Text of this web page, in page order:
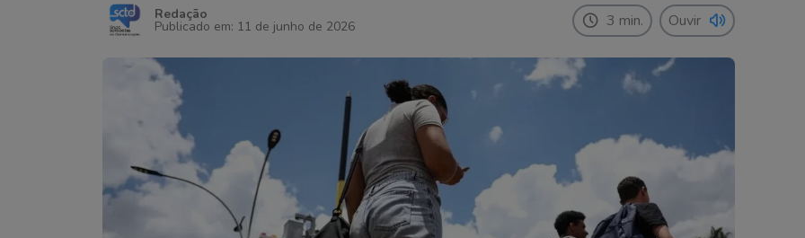
Redação
Publicado em: 11 de junho de 2026 3 min. Ouvir